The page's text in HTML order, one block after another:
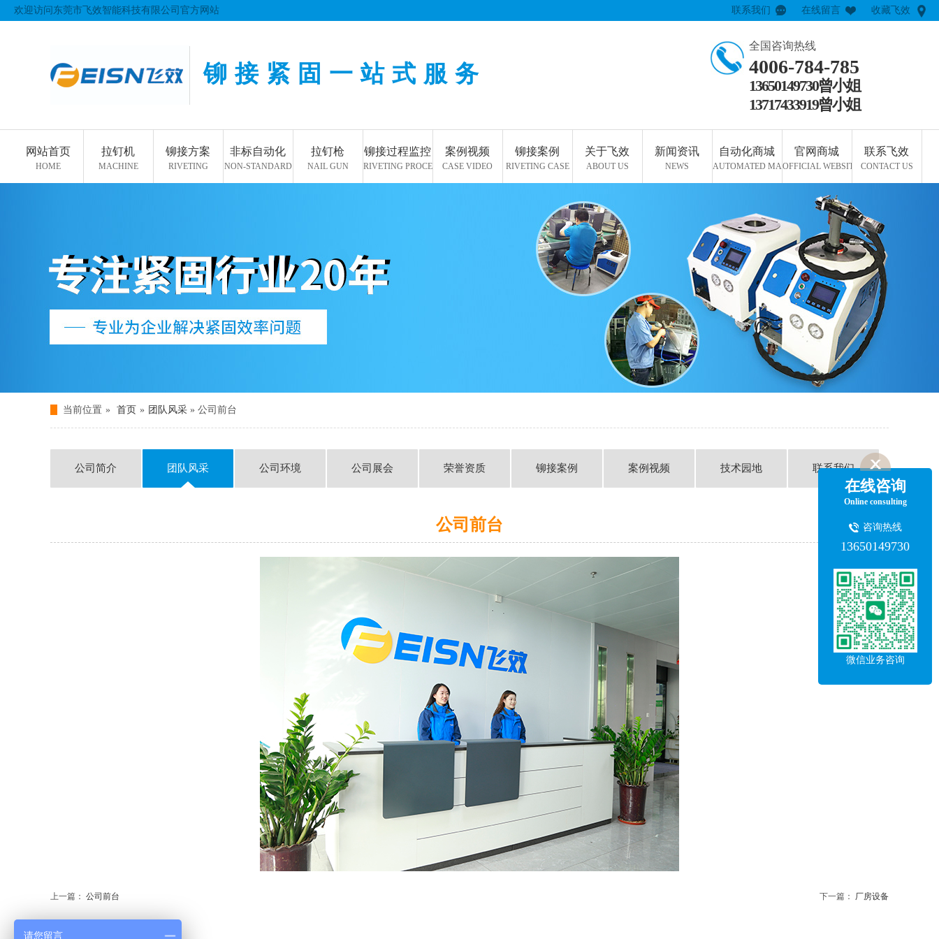
欢迎访问东莞市飞效智能科技有限公司官方网站 联系我们 在线留言 收藏飞效
铆接紧固一站式服务
全国咨询热线
4006-784-785
13650149730曾小姐
13717433919曾小姐
网站首页
HOME
拉钉机
MACHINE
铆接方案
RIVETING
非标自动化
NON-STANDARD
拉钉枪
NAIL GUN
铆接过程监控
RIVETING PROCESS
案例视频
CASE VIDEO
铆接案例
RIVETING CASE
关于飞效
ABOUT US
新闻资讯
NEWS
自动化商城
AUTOMATED MALL
官网商城
OFFICIAL WEBSITE MALL
联系飞效
CONTACT US
当前位置 » 首页 » 团队风采 » 公司前台
公司简介 团队风采 公司环境 公司展会 荣誉资质 铆接案例 案例视频 技术园地 联系我们
公司前台
上一篇： 公司前台 下一篇： 厂房设备
在线咨询
Online consulting
咨询热线
13650149730
微信业务咨询
请您留言